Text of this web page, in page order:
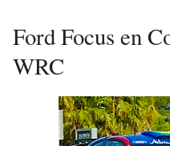
Ford Focus en
WRC